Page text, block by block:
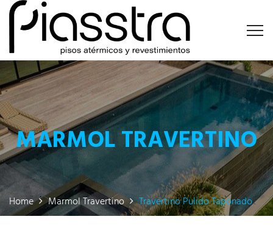
MARMOL TRAVERTINO
Home Marmol Travertino Travertino Pulido Taponado